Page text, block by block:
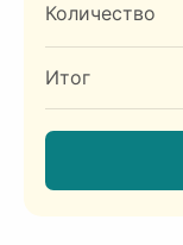
Количество
Итог